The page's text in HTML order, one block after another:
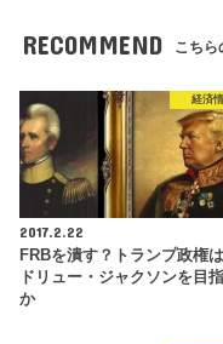
RECOMMEND こちら
経済
2017.2.22
FRBを潰す？トランプ政権
ドリュー・ジャクソンを目
か